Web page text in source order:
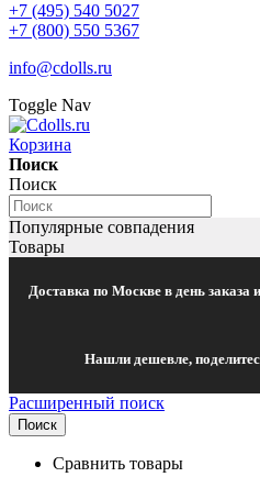
+7 (495) 540 5027
+7 (800) 550 5367
info@cdolls.ru
Toggle Nav
Корзина
Поиск
Поиск
Популярные совпадения
Товары
Доставка по Москве в день заказа
Нашли дешевле,
Расширенный поиск
Поиск
Сравнить товары